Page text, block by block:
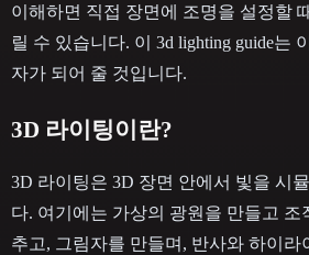
이해하면 직접 장면에 조명을 설정할
릴 수 있습니다. 이 3d lighting guide는
자가 되어 줄 것입니다.
3D 라이팅이란?
3D 라이팅은 3D 장면 안에서 빛을 시
다. 여기에는 가상의 광원을 만들고 조
추고, 그림자를 만들며, 반사와 하이라